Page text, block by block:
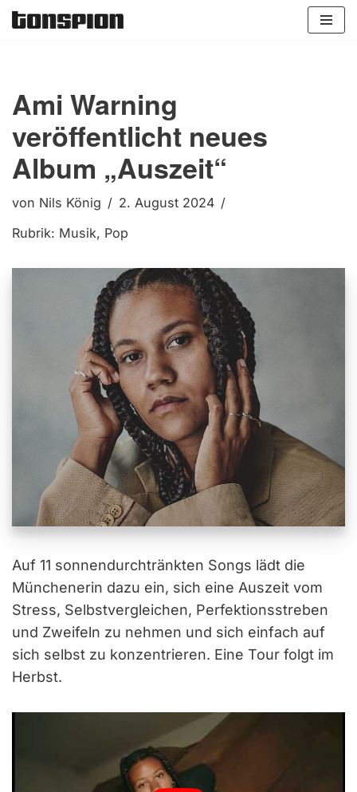
Ami Warning
veröffentlicht neues
Album „Auszeit“
von Nils König
2. August 2024
Rubrik: Musik, Pop
Auf 11 sonnendurchtränkten Songs lädt die
Münchenerin dazu ein, sich eine Auszeit vom
Stress, Selbstvergleichen, Perfektionsstreben
und Zweifeln zu nehmen und sich einfach auf
sich selbst zu konzentrieren. Eine Tour folgt im
Herbst.